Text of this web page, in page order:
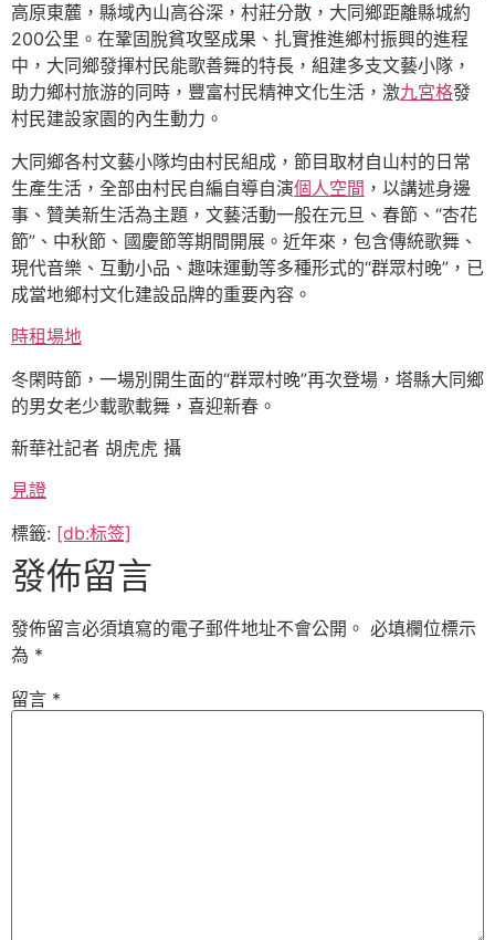
高原東麓，縣域內山高谷深，村莊分散，大同鄉距離縣城約
200公里。在鞏固脫貧攻堅成果、扎實推進鄉村振興的進程
中，大同鄉發揮村民能歌善舞的特長，組建多支文藝小隊，
助力鄉村旅游的同時，豐富村民精神文化生活，激九宮格發
村民建設家園的內生動力。
大同鄉各村文藝小隊均由村民組成，節目取材自山村的日常
生產生活，全部由村民自編自導自演個人空間 ，以講述身邊
事、贊美新生活為主題，文藝活動一般在元旦、春節、“杏花
節”、中秋節、國慶節等期間開展。近年來，包含傳統歌舞、
現代音樂、互動小品、趣味運動等多種形式的“群眾村晚”，已
成當地鄉村文化建設品牌的重要內容。
時租場地
冬閑時節，一場別開生面的“群眾村晚”再次登場，塔縣大同鄉
的男女老少載歌載舞，喜迎新春。
新華社記者 胡虎虎 攝
見證
標籤: [db:标签]
發佈留言
發佈留言必須填寫的電子郵件地址不會公開。 必填欄位標示
為 *
留言 *